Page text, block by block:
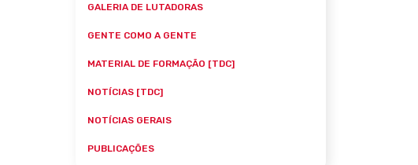
GALERIA DE LUTADORAS
GENTE COMO A GENTE
MATERIAL DE FORMAÇÃO [TDC]
NOTÍCIAS [TDC]
NOTÍCIAS GERAIS
PUBLICAÇÕES